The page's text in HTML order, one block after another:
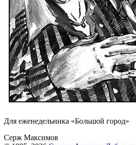
Для еженедельника «Большой город»
Серж Максимов